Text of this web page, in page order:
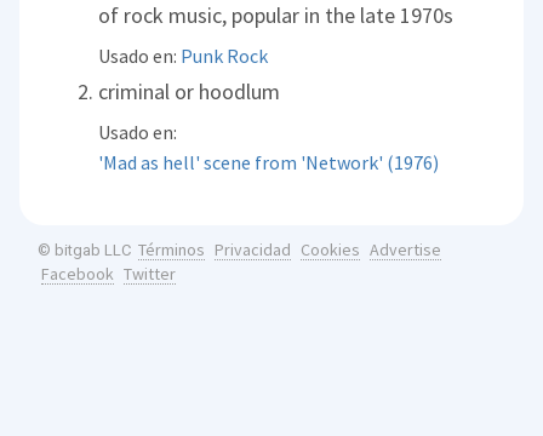
of rock music, popular in the late 1970s
Usado en: Punk Rock
criminal or hoodlum
Usado en:
'Mad as hell' scene from 'Network' (1976)
© bitgab LLC Términos Privacidad Cookies Advertise
Facebook Twitter